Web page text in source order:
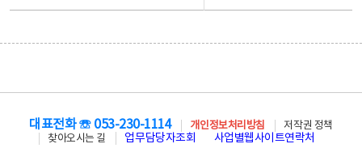
대표전화 ☏ 053-230-1114 개인정보처리방침
저작권 정책
찾아오시는 길
업무담당자조회 사업별웹사이트연락처